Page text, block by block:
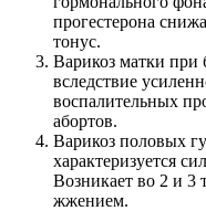
прогестерона
тонус.
Варикоз матки при
вследствие
воспалительных
абортов.
Варикоз половых
характеризуется
Возникает во 2 и 3
жжением.